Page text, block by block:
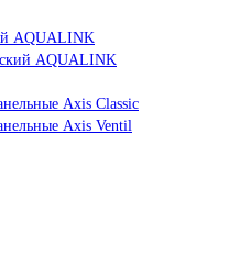
AQUALINK
AQUALINK
Axis Classic
Axis Ventil